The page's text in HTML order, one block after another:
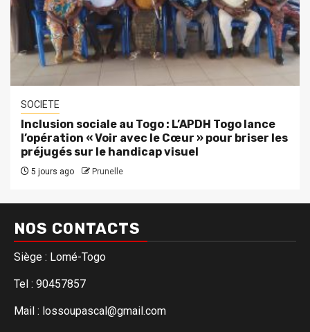
SOCIETE
Inclusion sociale au Togo : L’APDH Togo lance
l’opération « Voir avec le Cœur » pour briser les
préjugés sur le handicap visuel
5 jours ago Prunelle
NOS CONTACTS
Siège : Lomé-Togo
Tel : 90457857
Mail : lossoupascal@gmail.com